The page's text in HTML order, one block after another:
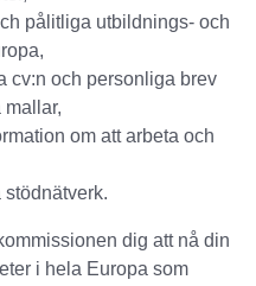
pålitliga utbildnings- och
cv:n och personliga brev
mallar,
om att arbeta och
dig att nå din
i hela Europa som